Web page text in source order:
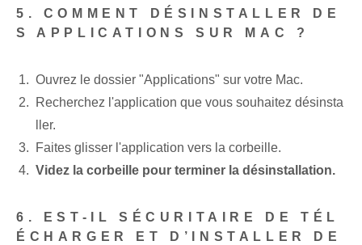
5. COMMENT DÉSINSTALLER DE
S APPLICATIONS SUR MAC ?
Ouvrez le dossier "Applications" sur votre Mac.
Recherchez l'application que vous souhaitez désinsta
ller.
Faites glisser l'application vers la corbeille.
Videz la corbeille pour terminer la désinstallation.
6. EST-IL SÉCURITAIRE DE TÉL
ÉCHARGER ET D’INSTALLER DE